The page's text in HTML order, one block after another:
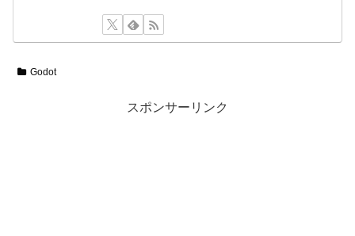
Godot
スポンサーリンク